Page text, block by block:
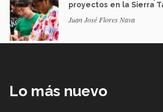
proyectos en la Sierra
Juan José Flores Nava
Lo más nuevo